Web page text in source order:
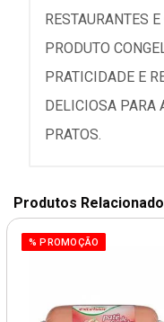
RESTAURANTES
PRODUTO
PRATICIDADE E
DELICIOSA PARA
PRATOS.
Produtos
% PROMOÇÃO